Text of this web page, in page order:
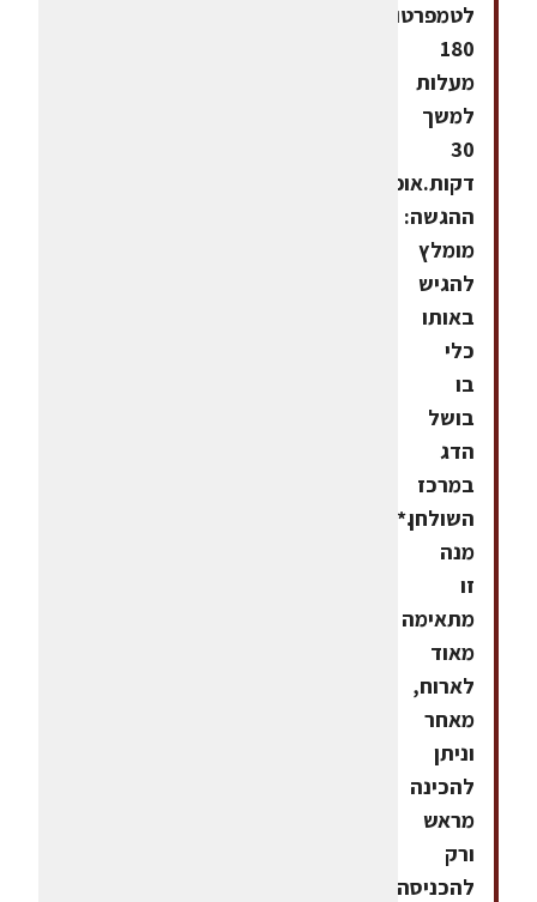
לטמפרטורה
180
מעלות
למשך
30
דקות.אופן
ההגשה:
מומלץ
להגיש
באותו
כלי
בו
בושל
הדג
במרכז
השולחן.*
מנה
זו
מתאימה
מאוד
לארוח,
מאחר
וניתן
להכינה
מראש
ורק
להכניסה